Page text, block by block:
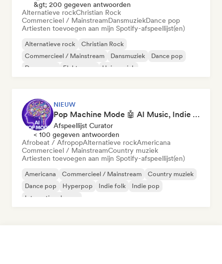
&gt; 200 gegeven antwoorden
Alternatieve rockChristian Rock
Commercieel / MainstreamDansmuziekDance pop
Artiesten toevoegen aan mijn Spotify-afspeellijst(en)
Alternatieve rock
Christian Rock
Commercieel / Mainstream
Dansmuziek
Dance pop
Droompop
Elektropop Huismuziek
NIEUW
Pop Machine Mode 🤖 AI Music, Indie Pop & Dream Pop
Afspeellijst Curator
< 100 gegeven antwoorden
Afrobeat / AfropopAlternatieve rockAmericana
Commercieel / MainstreamCountry muziek
Artiesten toevoegen aan mijn Spotify-afspeellijst(en)
Americana Commercieel / Mainstream
Country muziek
Dance pop
Hyperpop Indie folk
Indie pop
Internationale pop